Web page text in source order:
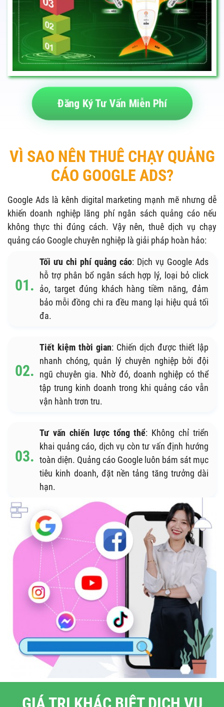
Đăng Ký Tư Vấn Miễn Phí
VÌ SAO NÊN THUÊ CHẠY QUẢNG
CÁO GOOGLE ADS?
Google Ads là kênh digital marketing mạnh mẽ nhưng dễ
khiến doanh nghiệp lãng phí ngân sách quảng cáo nếu
không thực thi đúng cách. Vậy nên, thuê dịch vụ chạy
quảng cáo Google chuyên nghiệp là giải pháp hoàn hảo:
Tối ưu chi phí quảng cáo: Dịch vụ Google Ads
hỗ trợ phân bổ ngân sách hợp lý, loại bỏ click
ảo, target đúng khách hàng tiềm năng, đảm
bảo mỗi đồng chi ra đều mang lại hiệu quả tối
đa.
Tiết kiệm thời gian: Chiến dịch được thiết lập
nhanh chóng, quản lý chuyên nghiệp bởi đội
ngũ chuyên gia. Nhờ đó, doanh nghiệp có thể
tập trung kinh doanh trong khi quảng cáo vẫn
vận hành trơn tru.
Tư vấn chiến lược tổng thể: Không chỉ triển
khai quảng cáo, dịch vụ còn tư vấn định hướng
toàn diện. Quảng cáo Google luôn bám sát mục
tiêu kinh doanh, đặt nền tảng tăng trưởng dài
hạn.